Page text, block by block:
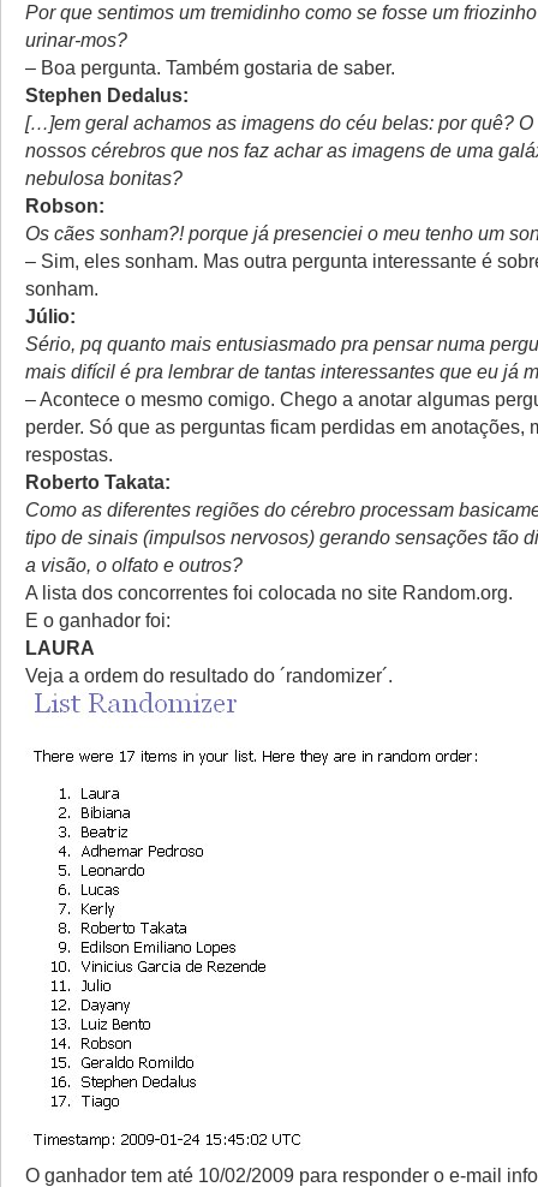
Por que sentimos um tremidinho como se fosse um
urinar-mos?
– Boa pergunta. Também gostaria de saber.
Stephen Dedalus:
[…]em geral achamos as imagens do céu belas: por quê? O
nossos cérebros que nos faz achar as imagens de uma
nebulosa bonitas?
Robson:
Os cães sonham?! porque já presenciei o meu tenho um
– Sim, eles sonham. Mas outra pergunta interessante é
sonham.
Júlio:
Sério, pq quanto mais entusiasmado pra pensar numa
mais difícil é pra lembrar de tantas interessantes que eu já
– Acontece o mesmo comigo. Chego a anotar algumas
perder. Só que as perguntas ficam perdidas em anotações,
respostas.
Roberto Takata:
Como as diferentes regiões do cérebro processam
tipo de sinais (impulsos nervosos) gerando sensações tão
a visão, o olfato e outros?
A lista dos concorrentes foi colocada no site Random.org.
E o ganhador foi:
LAURA
Veja a ordem do resultado do ´randomizer´.
O ganhador tem até 10/02/2009 para responder o e-mail